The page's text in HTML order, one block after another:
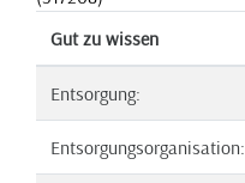
Gut zu wissen
Entsorgung:
Entsorgungsorganisation: